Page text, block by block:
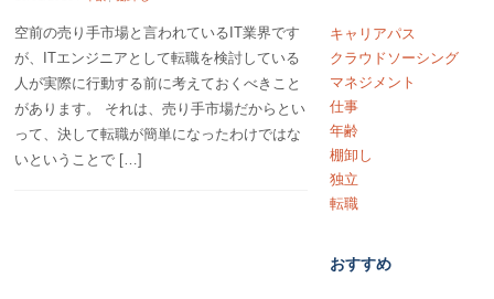
空前の売り手市場と言われているIT業界です
が、ITエンジニアとして転職を検討している
人が実際に行動する前に考えておくべきこと
があります。 それは、売り手市場だからとい
って、決して転職が簡単になったわけではな
いということで […]
キャリアパス
クラウドソーシング
マネジメント
仕事
年齢
棚卸し
独立
転職
おすすめ